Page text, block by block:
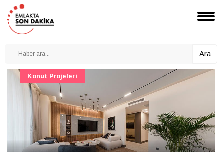
Ara
Konut Projeleri